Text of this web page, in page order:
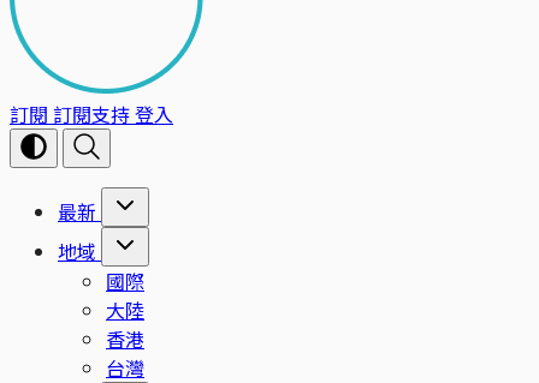
訂閱 訂閱支持登入
最新
地域
國際
大陸
香港
台灣